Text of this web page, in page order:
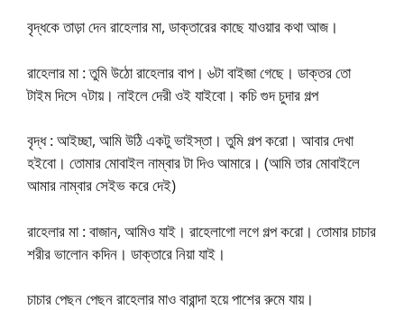
বৃদ্ধকে তাড়া দেন রাহেলার মা, ডাক্তারের কাছে যাওয়ার কথা আজ।
রাহেলার মা : তুমি উঠো রাহেলার বাপ। ৬টা বাইজা গেছে। ডাক্তর তো
টাইম দিসে ৭টায়। নাইলে দেরী ওই যাইবো। কচি গুদ চুদার গল্প
বৃদ্ধ : আইচ্ছা, আমি উঠি একটু ভাইস্তা। তুমি গল্প করো। আবার দেখা
হইবো। তোমার মোবাইল নাম্বার টা দিও আমারে। (আমি তার মোবাইলে
আমার নাম্বার সেইভ করে দেই)
রাহেলার মা : বাজান, আমিও যাই। রাহেলাগো লগে গল্প করো। তোমার চাচার
শরীর ভালোন কদিন। ডাক্তারে নিয়া যাই।
চাচার পেছন পেছন রাহেলার মাও বারান্দা হয়ে পাশের রুমে যায়।